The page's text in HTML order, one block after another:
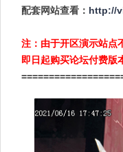
配套网站查看： http://
注：由于开区演示站点
即日起购买论坛付费版